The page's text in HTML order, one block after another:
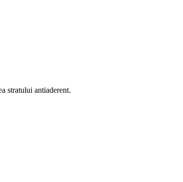
stratului antiaderent.